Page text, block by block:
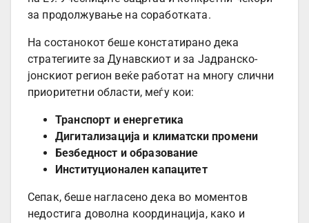
за продолжување на соработката.
На состанокот беше констатирано дека
стратегиите за Дунавскиот и за Јадранско-
јонскиот регион веќе работат на многу слични
приоритетни области, меѓу кои:
Транспорт и енергетика
Дигитализација и климатски промени
Безбедност и образование
Институционален капацитет
Сепак, беше нагласено дека во моментов
недостига доволна координација, како и